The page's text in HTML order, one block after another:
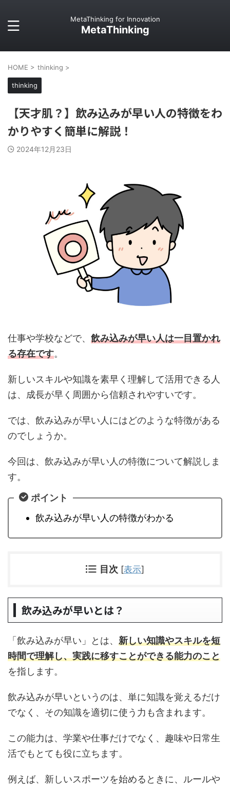
MetaThinking for Innovation
MetaThinking
HOME > thinking >
thinking
【天才肌？】飲み込みが早い人の特徴をわ
かりやすく簡単に解説！
2024年12月23日
仕事や学校などで、 飲み込みが早い人は一目置かれ
る存在です。
新しいスキルや知識を素早く理解して活用できる人
は、成長が早く周囲から信頼されやすいです。
では、飲み込みが早い人にはどのような特徴がある
のでしょうか。
今回は、飲み込みが早い人の特徴について解説しま
す。
ポイント
飲み込みが早い人の特徴がわかる
目次 [表示]
飲み込みが早いとは？
「飲み込みが早い」とは、 新しい知識やスキルを短
時間で理解し、実践に移すことができる能力のこと
を指します。
飲み込みが早いというのは、単に知識を覚えるだけ
でなく、その知識を適切に使う力も含まれます。
この能力は、学業や仕事だけでなく、趣味や日常生
活でもとても役に立ちます。
例えば、新しいスポーツを始めるときに、ルールや